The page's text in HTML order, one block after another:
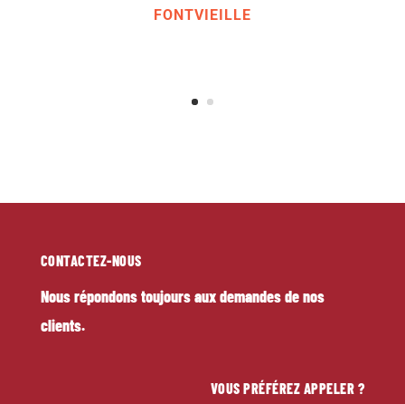
RÉPARATION DE TOITURE
CONTACTEZ-NOUS
Nous répondons toujours aux demandes de nos
clients.
VOUS PRÉFÉREZ APPELER ?